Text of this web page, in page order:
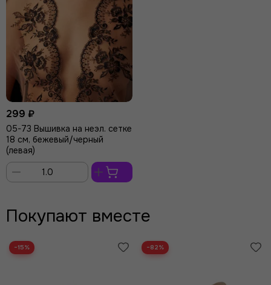
299 ₽
05-73 Вышивка на неэл. сетке
18 см, бежевый/черный
(левая)
Покупают вместе
−15% −82%